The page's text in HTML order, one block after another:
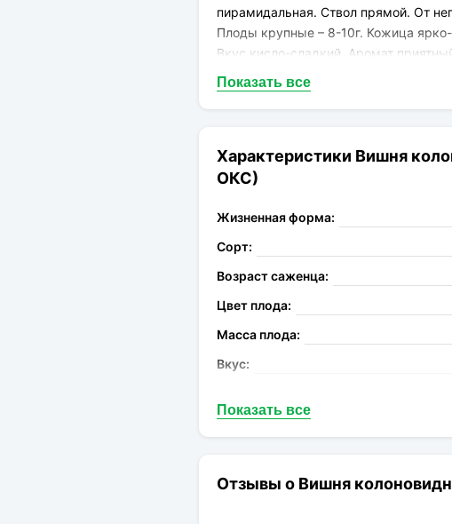
пирамидальная. Ствол прямой. От
Плоды крупные – 8-10г. Кожица
Вкус кисло-сладкий. Аромат
любой переработки.
Показать все
Характеристики Вишня
ОКС)
Жизненная форма:
Сорт:
Возраст саженца:
Цвет плода:
Масса плода:
Вкус:
Опыление:
Род:
Показать все
Отзывы о Вишня